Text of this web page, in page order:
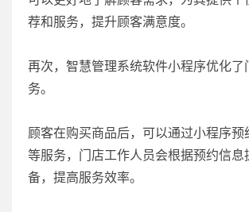
荐和服务，提升顾客满意度。
再次，智慧管理系统软件小程序优化了
务。
顾客在购买商品后，可以通过小程序预
等服务，门店工作人员会根据预约信息
备，提高服务效率。